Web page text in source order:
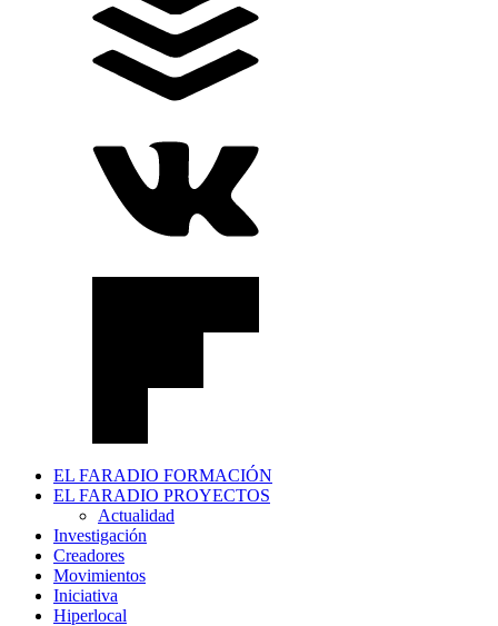
EL FARADIO FORMACIÓN
EL FARADIO PROYECTOS
Actualidad
Investigación
Creadores
Movimientos
Iniciativa
Hiperlocal